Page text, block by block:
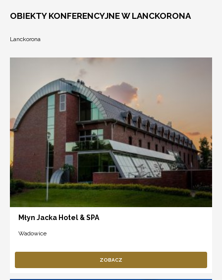
OBIEKTY KONFERENCYJNE W LANCKORONA
Lanckorona
Młyn Jacka Hotel & SPA
Wadowice
ZOBACZ